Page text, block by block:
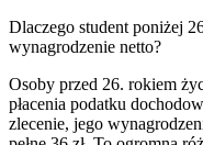
Dlaczego student poniżej
wynagrodzenie netto?
Osoby przed 26. rokiem
płacenia podatku
zlecenie, jego